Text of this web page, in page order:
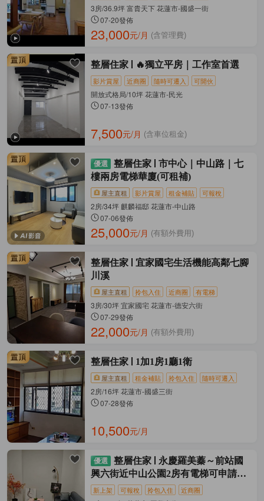
3房/36.9坪 富貴天下 花蓮市-國盛一街
07-20發佈
23,000元/月 (含管理費)
整層住家 🔥獨立平房｜工作室首選
影片賞屋 近商圈 隨時可遷入 可開伙
開放式格局/10坪 花蓮市-民光
07-13發佈
7,500元/月 (含車位租金)
整層住家
市中心｜中山路｜七
樓兩房電梯華廈(可租補)
屋主直租 影片賞屋 租金補貼 可報稅
2房/34坪 麒麟福邸 花蓮市-中山路
07-06發佈
25,000元/月 (有額外費用)
整層住家
宜家國宅生活機能高鄰七腳
川溪
屋主直租 拎包入住 近商圈 有電梯
3房/30坪 宜家國宅 花蓮市-德安六街
07-29發佈
22,000元/月 (有額外費用)
整層住家 1加1房1廳1衛
屋主直租 租金補貼 拎包入住 隨時可遷入
2房/16坪 花蓮市-國盛三街
07-28發佈
10,500元/月
整層住家
永慶羅美蓁～前站國
興六街近中山公園2房有電梯可申請租
補
新上架 可報稅 拎包入住 近商圈